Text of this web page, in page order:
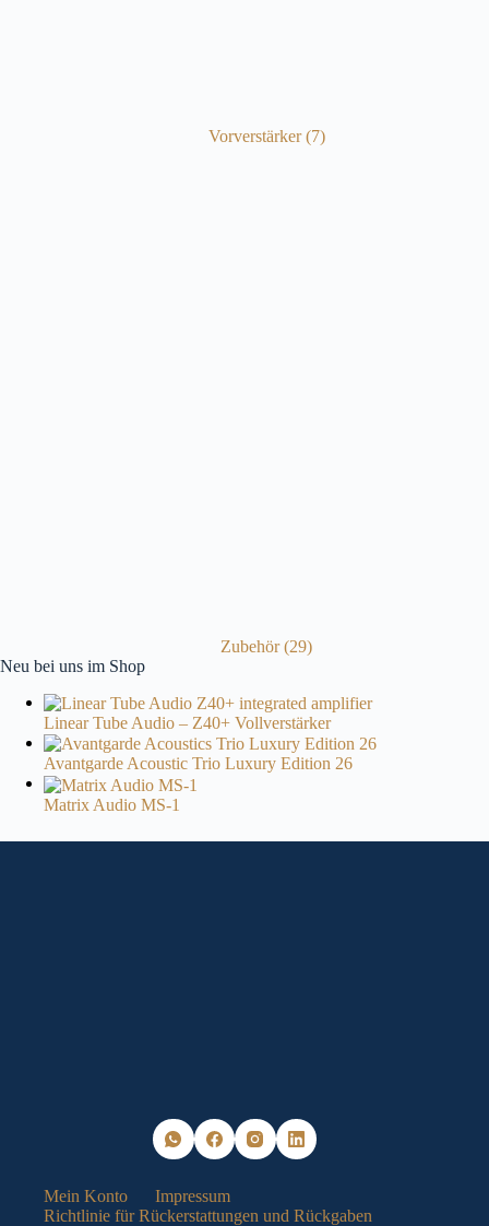
Vorverstärker(7)
Zubehör(29)
Neu bei uns im Shop
Linear Tube Audio – Z40+ Vollverstärker
Avantgarde Acoustic Trio Luxury Edition 26
Matrix Audio MS-1
Mein Konto
Impressum
Richtlinie für Rückerstattungen und Rückgaben